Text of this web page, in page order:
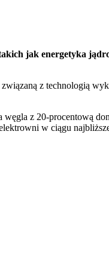
jak energetyka
z technologią
z 20-procentową
w ciągu